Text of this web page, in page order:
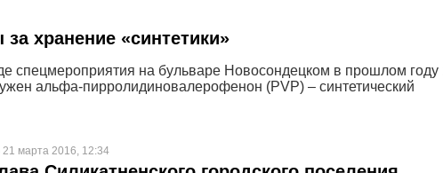
хранение «синтетики»
спецмероприятия на бульваре Новосондецком в прошлом году
альфа-пирролидиновалерофенон (PVP) – синтетический
21 марта 2016, 12:34